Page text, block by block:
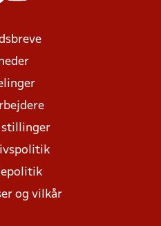
stillinger
og vilkår